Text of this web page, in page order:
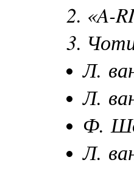
2. «A-
3.
Л.
Л.
Ф.
Л.